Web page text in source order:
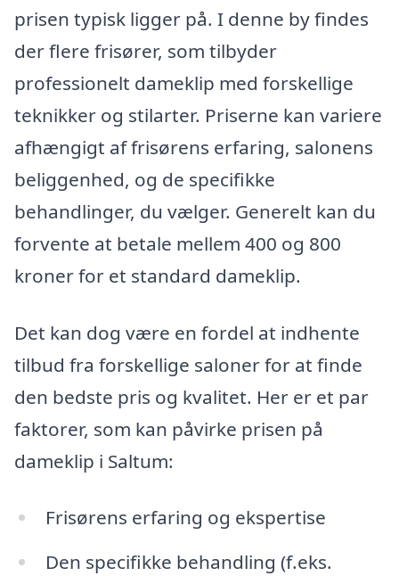
prisen typisk ligger på. I denne by findes
der flere frisører, som tilbyder
professionelt dameklip med forskellige
teknikker og stilarter. Priserne kan variere
afhængigt af frisørens erfaring, salonens
beliggenhed, og de specifikke
behandlinger, du vælger. Generelt kan du
forvente at betale mellem 400 og 800
kroner for et standard dameklip.
Det kan dog være en fordel at indhente
tilbud fra forskellige saloner for at finde
den bedste pris og kvalitet. Her er et par
faktorer, som kan påvirke prisen på
dameklip i Saltum:
Frisørens erfaring og ekspertise
Den specifikke behandling (f.eks.